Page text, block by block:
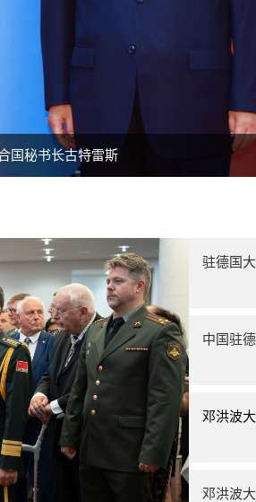
国秘书长古特雷斯
驻德国
中国驻
邓洪波
邓洪波